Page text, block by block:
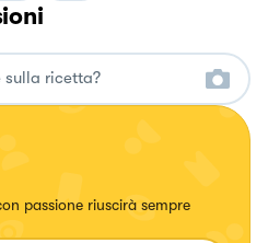
passione riuscirà sempre